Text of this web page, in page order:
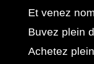
Et venez
Buvez plein
Achetez